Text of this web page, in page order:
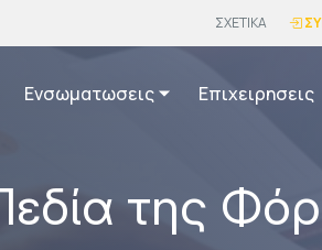
ΣΧΕΤΙΚΑ
Ενσωματωσεις Επιχειρησεις
της